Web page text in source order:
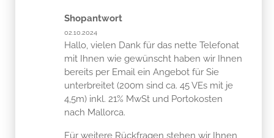
Shopantwort
02.10.2024
Hallo, vielen Dank für das nette Telefonat
mit Ihnen wie gewünscht haben wir Ihnen
bereits per Email ein Angebot für Sie
unterbreitet (200m sind ca. 45 VEs mit je
4,5m) inkl. 21% MwSt und Portokosten
nach Mallorca.
Für weitere Rückfragen stehen wir Ihnen